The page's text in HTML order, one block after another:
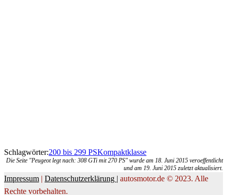
Schlagwörter:200 bis 299 PSKompaktklasse
Die Seite "Peugeot legt nach: 308 GTi mit 270 PS" wurde am 18. Juni 2015 veroeffentlicht
und am 19. Juni 2015 zuletzt aktualisiert.
Impressum | Datenschutzerklärung | autosmotor.de © 2023. Alle
Rechte vorbehalten.